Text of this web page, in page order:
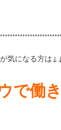
が気になる方
で働